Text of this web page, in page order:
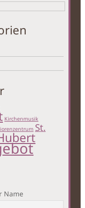
Kirchenmusik
St.
Name